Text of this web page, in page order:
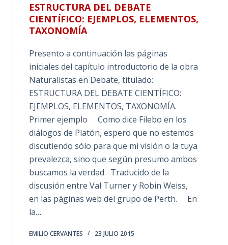
ESTRUCTURA DEL DEBATE
CIENTÍFICO: EJEMPLOS, ELEMENTOS,
TAXONOMÍA
Presento a continuación las páginas
iniciales del capítulo introductorio de la obra
Naturalistas en Debate, titulado:
ESTRUCTURA DEL DEBATE CIENTÍFICO:
EJEMPLOS, ELEMENTOS, TAXONOMÍA.
Primer ejemplo Como dice Filebo en los
diálogos de Platón, espero que no estemos
discutiendo sólo para que mi visión o la tuya
prevalezca, sino que según presumo ambos
buscamos la verdad Traducido de la
discusión entre Val Turner y Robin Weiss,
en las páginas web del grupo de Perth. En
la…
EMILIO CERVANTES 23 JULIO 2015